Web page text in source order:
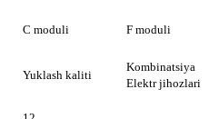
C moduli F moduli
Yuklash kaliti
Kombinatsiya
Elektr jihozlari